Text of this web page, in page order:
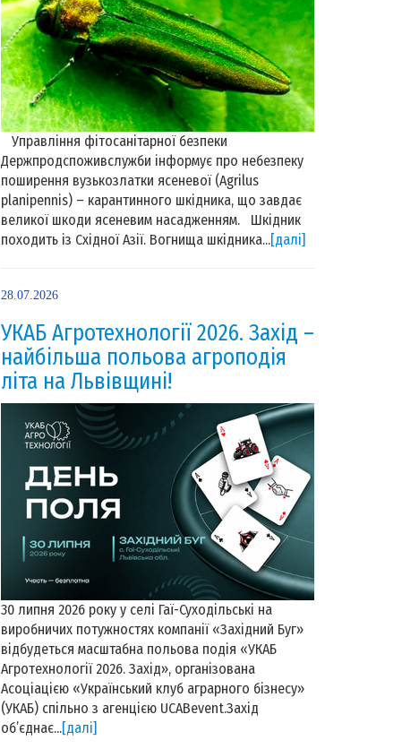
Управління фітосанітарної безпеки
Держпродспоживслужби інформує про небезпеку
поширення вузькозлатки ясеневої (Agrilus
planipennis) – карантинного шкідника, що завдає
великої шкоди ясеневим насадженням. Шкідник
походить із Східної Азії. Вогнища шкідника...[далі]
28.07.2026
УКАБ Агротехнології 2026. Захід –
найбільша польова агроподія
літа на Львівщині!
30 липня 2026 року у селі Гаї-Суходільські на
виробничих потужностях компанії «Західний Буг»
відбудеться масштабна польова подія «УКАБ
Агротехнології 2026. Захід», організована
Асоціацією «Український клуб аграрного бізнесу»
(УКАБ) спільно з агенцією UCABevent.Захід
об’єднає...[далі]